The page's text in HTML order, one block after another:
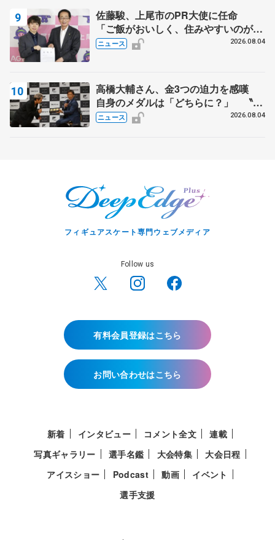
佐藤駿、上尾市のPR大使に任命
「ご飯がおいしく、住みやすいのが魅
力」
ニュース 2026.08.04
高橋大輔さん、金3つの迫力を感嘆
自身のメダルは「どちらに？」 〝リ
ス兄弟〟オリンピック3連覇の野村忠
ニュース 2026.08.04
フィギュアスケート専門ウェブメディア
Follow us
有料会員登録はこちら
お問い合わせはこちら
新着 インタビュー コメント全文
連載
写真ギャラリー
選手名鑑 大会特集
大会日程
アイスショー
Podcast 動画
イベント
選手支援